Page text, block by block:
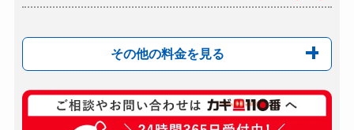
その他の料金を見る
玄関カギ複製 880円(税込)～